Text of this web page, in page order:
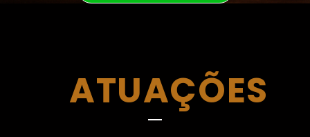
ATUAÇÕES